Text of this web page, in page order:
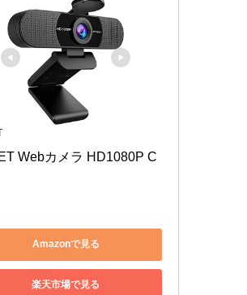
Webカメラ HD1080P C
Amazonで見る
楽天市場で見る